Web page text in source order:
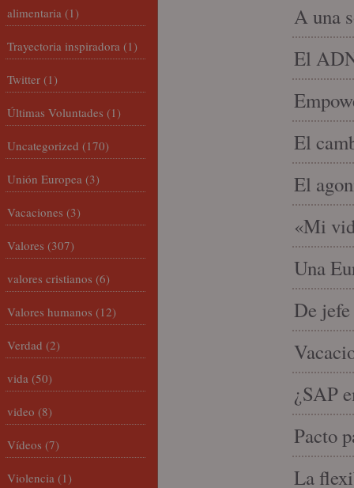
A una
El
El
El
«Mi
Una
De
¿SAP
Pacto
La
alimentaria (1)
Trayectoria inspiradora (1)
Twitter (1)
Últimas Voluntades (1)
Uncategorized (170)
Unión Europea (3)
Vacaciones (3)
Valores (307)
valores cristianos (6)
Valores humanos (12)
Verdad (2)
vida (50)
video (8)
Vídeos (7)
Violencia (1)